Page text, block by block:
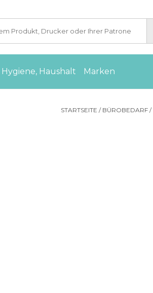
Hygiene, Haushalt Marken
STARTSEITE / BÜROBEDARF /